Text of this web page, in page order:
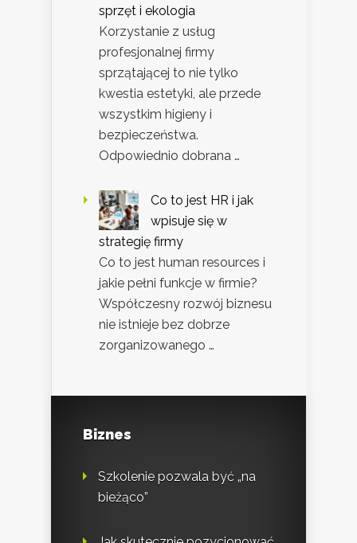
sprzęt i ekologia
Korzystanie z usług
profesjonalnej firmy
sprzątającej to nie tylko
kwestia estetyki, ale przede
wszystkim higieny i
bezpieczeństwa.
Odpowiednio dobrana …
Co to jest HR i jak
wpisuje się w
strategię firmy
Co to jest human resources i
jakie pełni funkcje w firmie?
Współczesny rozwój biznesu
nie istnieje bez dobrze
zorganizowanego …
Biznes
Szkolenie pozwala być „na
bieżąco”